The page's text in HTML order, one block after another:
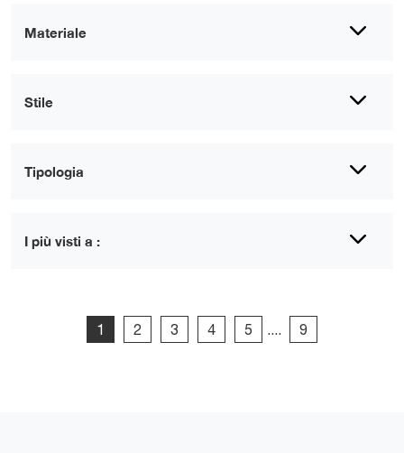
Materiale
Stile
Tipologia
I più visti a :
1 2 3 4 5 .... 9